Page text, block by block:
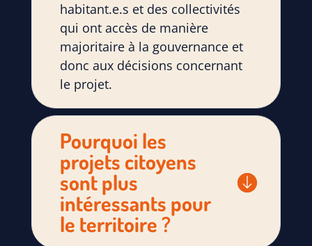
habitant.e.s et des collectivités
qui ont accès de manière
majoritaire à la gouvernance et
donc aux décisions concernant
le projet.
Pourquoi les
projets citoyens
sont plus
intéressants pour
le territoire ?